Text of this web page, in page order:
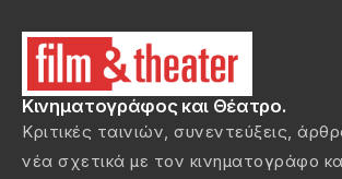
Κινηματογράφος και Θέατρο.
Κριτικές ταινιών, συνεντεύξεις,
νέα σχετικά με τον κινηματογράφο